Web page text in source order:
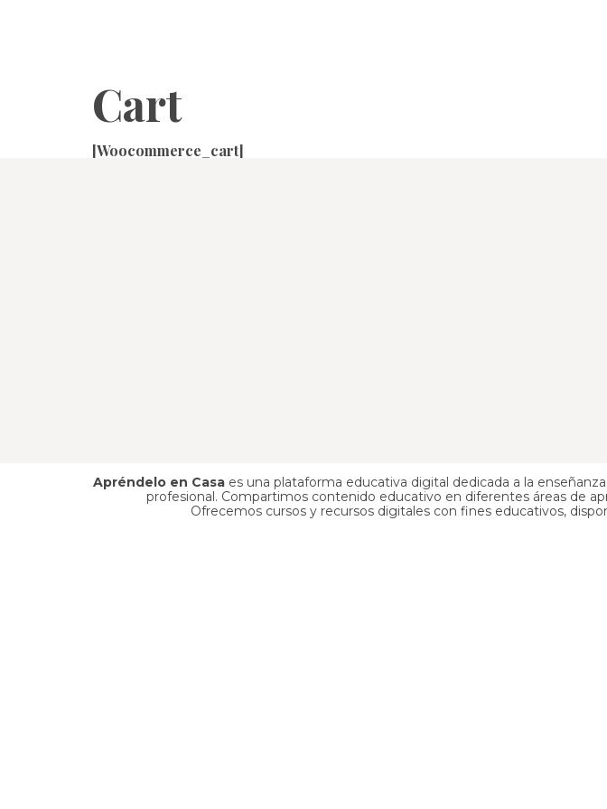
Cart
[woocommerce_cart]
Apréndelo en Casaes una plataforma educativa digital dedicada a la
profesional. Compartimos contenido educativo en diferentes áreas de
Ofrecemos cursos y recursos digitales con fines educativos,